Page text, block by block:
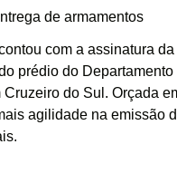
de armamentos
com a assinatura
prédio do
do Sul. Orçada
agilidade na emissão